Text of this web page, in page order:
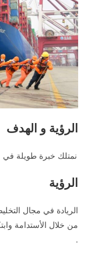
الرؤية و الهدف
نمتلك خبرة طويلة في
الرؤية
الريادة في مجال
من خلال الأستدامة
.